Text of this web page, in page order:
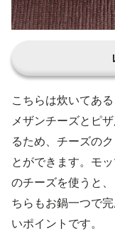
こちらは炊いてあ
メザンチーズとピ
るため、チーズの
とができます。モ
のチーズを使うと
ちらもお鍋一つで
いポイントです。